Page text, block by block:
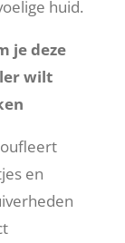
huid.
je deze
wilt
en